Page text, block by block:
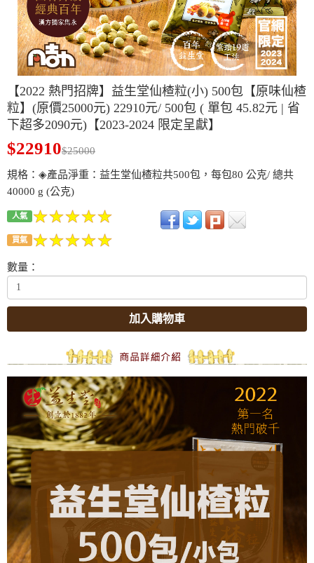
【2022 熱門招牌】益生堂仙楂粒(小) 500包【原味仙楂
粒】(原價25000元) 22910元/ 500包 ( 單包 45.82元 | 省
下超多2090元)【2023-2024 限定呈獻】
$22910$25000
規格：◈產品淨重：益生堂仙楂粒共500包，每包80 公克/ 總共
40000 g (公克)
人氣
買氣
數量：
加入購物車